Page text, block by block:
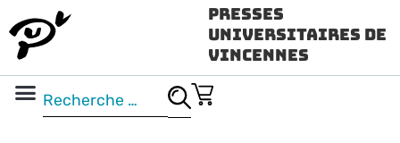
Presses
Universitaires de
Vincennes